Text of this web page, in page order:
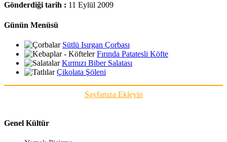
Gönderdiği tarih : 11 Eylül 2009
Günün Menüsü
Sütlü Isırgan Çorbası
Fırında Patatesli Köfte
Kırmızı Biber Salatası
Çikolata Şöleni
Sayfanıza Ekleyin
Genel Kültür